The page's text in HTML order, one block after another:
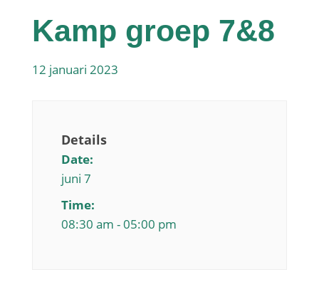
Kamp groep 7&8
12 januari 2023
Details
Date:
juni 7
Time:
08:30 am - 05:00 pm